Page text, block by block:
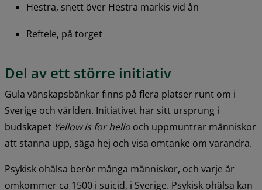
Hestra, snett över Hestra markis vid ån
Reftele, på torget
Del av ett större initiativ
Gula vänskapsbänkar finns på flera platser runt om i
Sverige och världen. Initiativet har sitt ursprung i
budskapet Yellow is for hello och uppmuntrar människor
att stanna upp, säga hej och visa omtanke om varandra.
Psykisk ohälsa berör många människor, och varje år
omkommer ca 1500 i suicid, i Sverige. Psykisk ohälsa kan